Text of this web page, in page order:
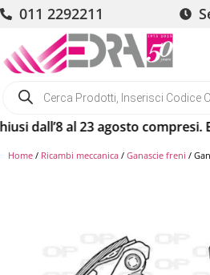
011 2292211
al 23 agosto compresi.
Home / Ricambi meccanica / Ganascie freni /